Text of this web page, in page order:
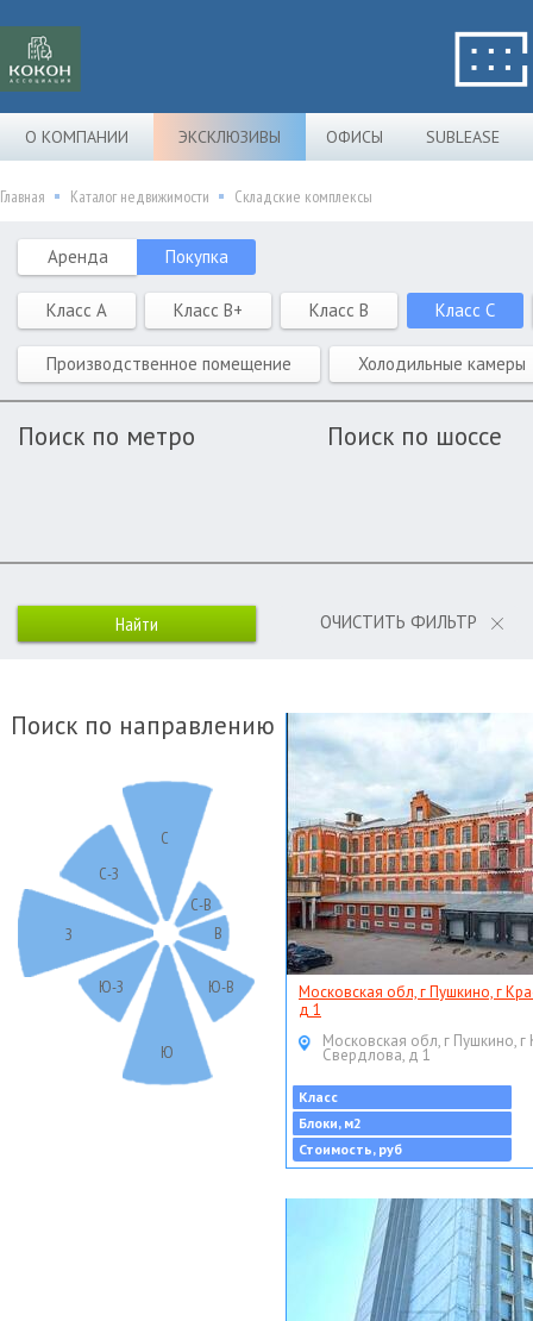
О КОМПАНИИ ЭКСКЛЮЗИВЫ ОФИСЫ SUBLEASE
Главная Каталог недвижимости Складские комплексы
Аренда Покупка
Класс A Класс B+ Класс B Класс C
Производственное помещение Холодильные камеры
Поиск по метро Поиск по шоссе
ОЧИСТИТЬ ФИЛЬТР
Поиск по направлению
С
С-В
В
Ю-В
Ю
Ю-З
З
С-З
Московская обл, г Пушкино, г
д 1
Московская обл, г Пушкино, г
Свердлова, д 1
Класс
Блоки, м2
Стоимость, руб